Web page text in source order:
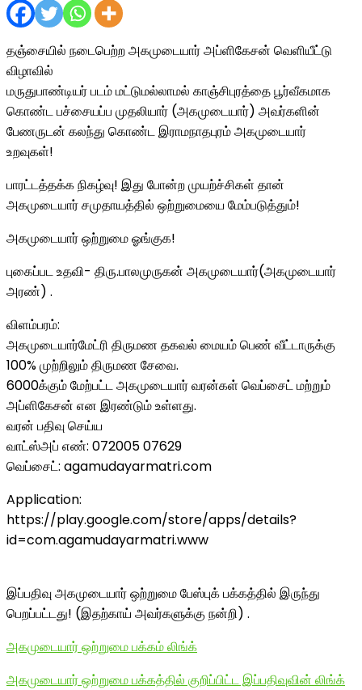
தஞ்சையில் நடைபெற்ற அகமுடையார் அப்ளிகேசன் வெளியீட்டு
விழாவில்
மருதுபாண்டியர் படம் மட்டுமல்லாமல் காஞ்சிபுரத்தை பூர்வீகமாக
கொண்ட பச்சையப்ப முதலியார் (அகமுடையார்) அவர்களின்
பேணருடன் கலந்து கொண்ட இராமநாதபுரம் அகமுடையார்
உறவுகள்!
பாரட்டத்தக்க நிகழ்வு! இது போன்ற முயற்ச்சிகள் தான்
அகமுடையார் சமுதாயத்தில் ஒற்றுமையை மேம்படுத்தும்!
அகமுடையார் ஒற்றுமை ஓங்குக!
புகைப்பட உதவி- திரு.பாலமுருகன் அகமுடையார்(அகமுடையார்
அரண்) .
விளம்பரம்:
அகமுடையார்மேட்ரி திருமண தகவல் மையம் பெண் வீட்டாருக்கு
100% முற்றிலும் திருமண சேவை.
6000க்கும் மேற்பட்ட அகமுடையார் வரன்கள் வெப்சைட் மற்றும்
அப்ளிகேசன் என இரண்டும் உள்ளது.
வரன் பதிவு செய்ய
வாட்ஸ்அப் எண்: 072005 07629
வெப்சைட்: agamudayarmatri.com
Application:
https://play.google.com/store/apps/details?
id=com.agamudayarmatri.www
இப்பதிவு அகமுடையார் ஒற்றுமை பேஸ்புக் பக்கத்தில் இருந்து
பெறப்பட்டது! (இதற்காய் அவர்களுக்கு நன்றி) .
அகமுடையார் ஒற்றுமை பக்கம் லிங்க்
அகமுடையார் ஒற்றுமை பக்கத்தில் குறிப்பிட்ட இப்பதிவுவின் லிங்க்